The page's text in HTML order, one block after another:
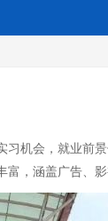
机会，就业前
，涵盖广告、